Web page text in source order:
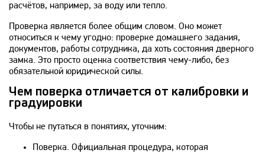
расчётов, например, за воду или тепло.
Проверка является более общим словом. Оно может
относиться к чему угодно: проверке домашнего задания,
документов, работы сотрудника, да хоть состояния дверного
замка. Это просто оценка соответствия чему-либо, без
обязательной юридической силы.
Чем поверка отличается от калибровки и
градуировки
Чтобы не путаться в понятиях, уточним:
Поверка. Официальная процедура, которая